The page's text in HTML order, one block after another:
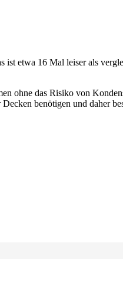
etwa 16 Mal leiser als
ohne das Risiko von
benötigen und daher